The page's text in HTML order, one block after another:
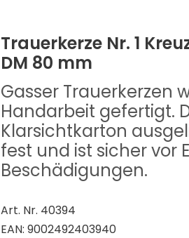
Trauerkerze Nr. 1
DM 80 mm
Gasser Trauerkerzen
Handarbeit gefertigt.
Klarsichtkarton
fest und ist sicher vor
Beschädigungen.
Art. Nr. 40394
EAN: 9002492403940